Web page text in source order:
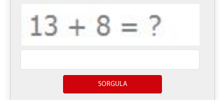
YILDIZELİ
Hakim/Cumhuriyet Savcısı
Yazdır